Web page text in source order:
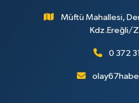
Müftü Mahallesi,
Kdz.Ereğli/
0 372